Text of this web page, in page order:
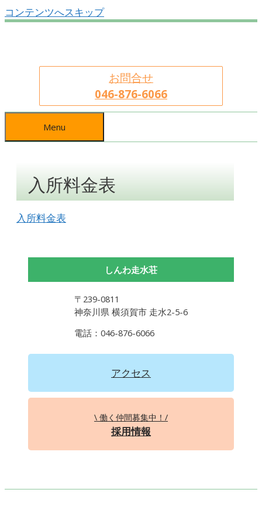
コンテンツへスキップ
お問合せ
046-876-6066
Menu
入所料金表
入所料金表
しんわ走水荘
〒239-0811
神奈川県 横須賀市 走水2-5-6
電話：046-876-6066
アクセス
\ 働く仲間募集中！/
採用情報